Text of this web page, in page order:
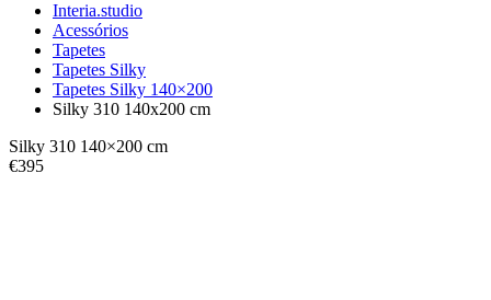
Interia.studio
Acessórios
Tapetes
Tapetes Silky
Tapetes Silky 140×200
Silky 310 140x200 cm
Silky 310 140×200 cm
€395